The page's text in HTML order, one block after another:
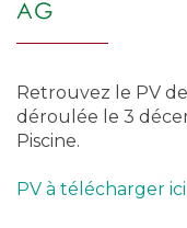
AG
Retrouvez le PV
déroulée le 3
Piscine.
PV à télécharger ici